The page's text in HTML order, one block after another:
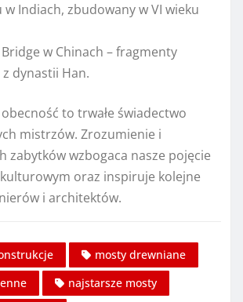
Indiach, zbudowany w VI wieku
Bridge w Chinach – fragmenty
dynastii Han.
to trwałe świadectwo
mistrzów. Zrozumienie i
zabytków wzbogaca nasze pojęcie
oraz inspiruje kolejne
i architektów.
mosty drewniane
najstarsze mosty